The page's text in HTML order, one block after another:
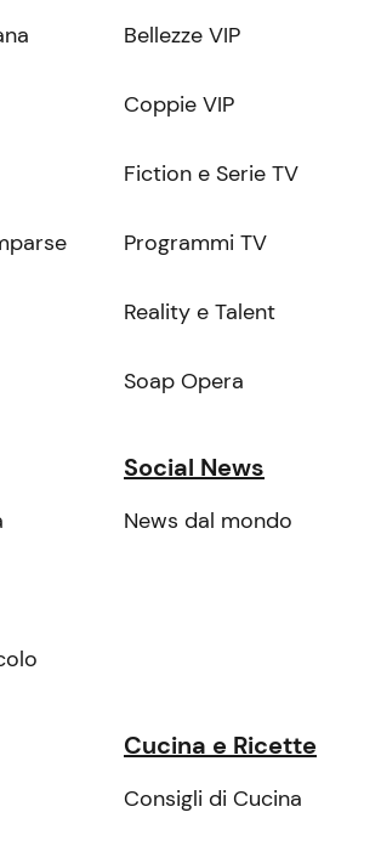
Bellezze VIP
Coppie VIP
Fiction e Serie TV
Programmi TV
Reality e Talent
Soap Opera
Social News
News dal mondo
Cucina e Ricette
Consigli di Cucina